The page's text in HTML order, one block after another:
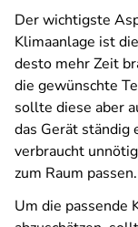
Der wichtigste
Klimaanlage ist die
desto mehr Zeit
die gewünschte
sollte diese aber
das Gerät ständig
verbraucht
zum Raum passen.
Um die passende